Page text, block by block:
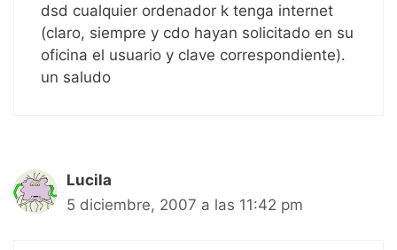
dsd cualquier ordenador k tenga internet
(claro, siempre y cdo hayan solicitado en su
oficina el usuario y clave correspondiente).
un saludo
Lucila
5 diciembre, 2007 a las 11:42 pm